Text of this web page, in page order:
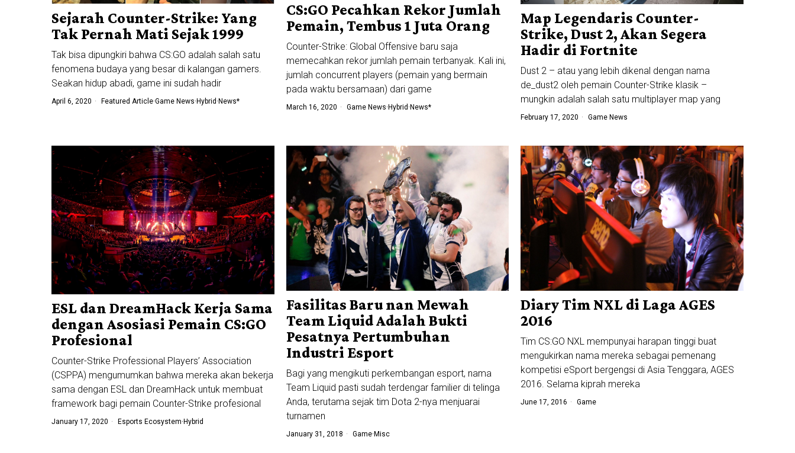
Sejarah Counter-Strike: Yang
Tak Pernah Mati Sejak 1999
Tak bisa dipungkiri bahwa CS:GO adalah salah satu
fenomena budaya yang besar di kalangan gamers.
Seakan hidup abadi, game ini sudah hadir
April 6, 2020 Featured Article·Game News·Hybrid ·News*
CS:GO Pecahkan Rekor Jumlah
Pemain, Tembus 1 Juta Orang
Counter-Strike: Global Offensive baru saja
memecahkan rekor jumlah pemain terbanyak. Kali ini,
jumlah concurrent players (pemain yang bermain
pada waktu bersamaan) dari game
March 16, 2020 Game News·Hybrid ·News*
Map Legendaris Counter-
Strike, Dust 2, Akan Segera
Hadir di Fortnite
Dust 2 – atau yang lebih dikenal dengan nama
de_dust2 oleh pemain Counter-Strike klasik –
mungkin adalah salah satu multiplayer map yang
February 17, 2020 Game News
ESL dan DreamHack Kerja Sama
dengan Asosiasi Pemain CS:GO
Profesional
Counter-Strike Professional Players’ Association
(CSPPA) mengumumkan bahwa mereka akan bekerja
sama dengan ESL dan DreamHack untuk membuat
framework bagi pemain Counter-Strike profesional
January 17, 2020 Esports Ecosystem·Hybrid
Fasilitas Baru nan Mewah
Team Liquid Adalah Bukti
Pesatnya Pertumbuhan
Industri Esport
Bagi yang mengikuti perkembangan esport, nama
Team Liquid pasti sudah terdengar familier di telinga
Anda, terutama sejak tim Dota 2-nya menjuarai
turnamen
January 31, 2018 Game·Misc
Diary Tim NXL di Laga AGES
2016
Tim CS:GO NXL mempunyai harapan tinggi buat
mengukirkan nama mereka sebagai pemenang
kompetisi eSport bergengsi di Asia Tenggara, AGES
2016. Selama kiprah mereka
June 17, 2016 Game